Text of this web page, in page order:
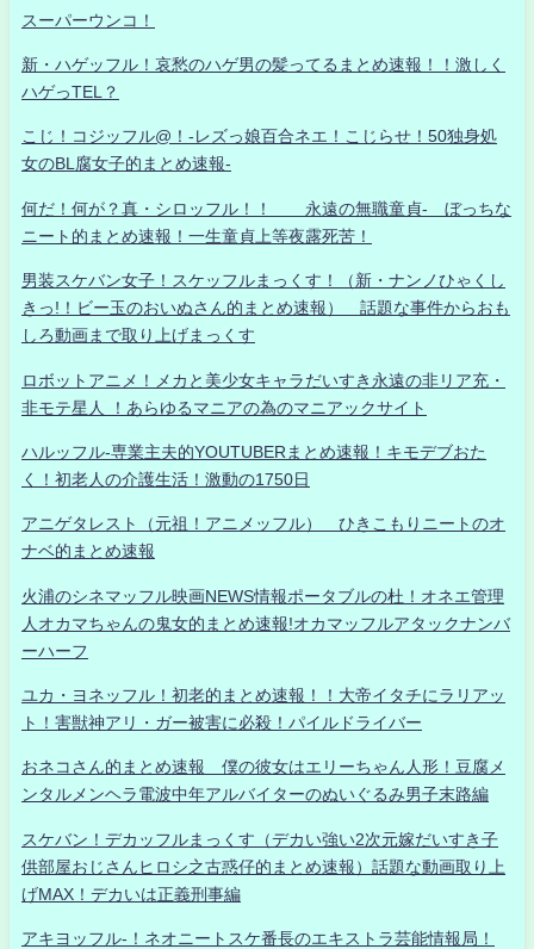
スーパーウンコ！
新・ハゲッフル！哀愁のハゲ男の髪ってるまとめ速報！！激しく
ハゲっTEL？
こじ！コジッフル@！-レズっ娘百合ネエ！こじらせ！50独身処
女のBL腐女子的まとめ速報-
何だ！何が？真・シロッフル！！ 永遠の無職童貞- ぼっちな
ニート的まとめ速報！一生童貞上等夜露死苦！
男装スケバン女子！スケッフルまっくす！（新・ナンノひゃくし
きっ!！ビー玉のおいぬさん的まとめ速報） 話題な事件からおも
しろ動画まで取り上げまっくす
ロボットアニメ！メカと美少女キャラだいすき永遠の非リア充・
非モテ星人 ！あらゆるマニアの為のマニアックサイト
ハルッフル-専業主夫的YOUTUBERまとめ速報！キモデブおた
く！初老人の介護生活！激動の1750日
アニゲタレスト（元祖！アニメッフル） ひきこもりニートのオ
ナベ的まとめ速報
火浦のシネマッフル映画NEWS情報ポータブルの杜！オネエ管理
人オカマちゃんの鬼女的まとめ速報!オカマッフルアタックナンバ
ーハーフ
ユカ・ヨネッフル！初老的まとめ速報！！大帝イタチにラリアッ
ト！害獣神アリ・ガー被害に必殺！パイルドライバー
おネコさん的まとめ速報 僕の彼女はエリーちゃん人形！豆腐メ
ンタルメンヘラ電波中年アルバイターのぬいぐるみ男子末路編
スケバン！デカッフルまっくす（デカい強い2次元嫁だいすき子
供部屋おじさんヒロシ之古惑仔的まとめ速報）話題な動画取り上
げMAX！デカいは正義刑事編
アキヨッフル-！ネオニートスケ番長のエキストラ芸能情報局！